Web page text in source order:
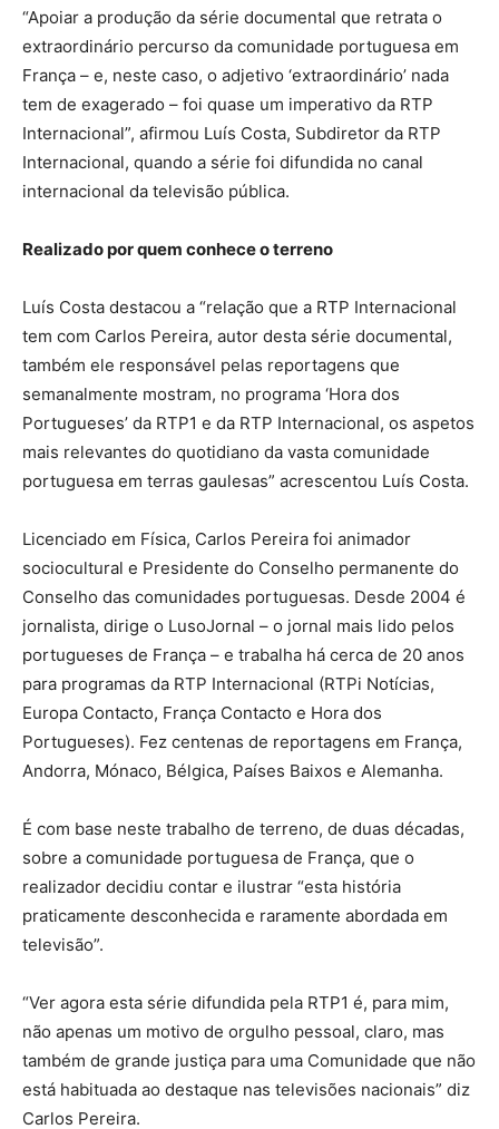
“Apoiar a produção da série documental que retrata o
extraordinário percurso da comunidade portuguesa em
França – e, neste caso, o adjetivo ‘extraordinário’ nada
tem de exagerado – foi quase um imperativo da RTP
Internacional”, afirmou Luís Costa, Subdiretor da RTP
Internacional, quando a série foi difundida no canal
internacional da televisão pública.
Realizado por quem conhece o terreno
Luís Costa destacou a “relação que a RTP Internacional
tem com Carlos Pereira, autor desta série documental,
também ele responsável pelas reportagens que
semanalmente mostram, no programa ‘Hora dos
Portugueses’ da RTP1 e da RTP Internacional, os aspetos
mais relevantes do quotidiano da vasta comunidade
portuguesa em terras gaulesas” acrescentou Luís Costa.
Licenciado em Física, Carlos Pereira foi animador
sociocultural e Presidente do Conselho permanente do
Conselho das comunidades portuguesas. Desde 2004 é
jornalista, dirige o LusoJornal – o jornal mais lido pelos
portugueses de França – e trabalha há cerca de 20 anos
para programas da RTP Internacional (RTPi Notícias,
Europa Contacto, França Contacto e Hora dos
Portugueses). Fez centenas de reportagens em França,
Andorra, Mónaco, Bélgica, Países Baixos e Alemanha.
É com base neste trabalho de terreno, de duas décadas,
sobre a comunidade portuguesa de França, que o
realizador decidiu contar e ilustrar “esta história
praticamente desconhecida e raramente abordada em
televisão”.
“Ver agora esta série difundida pela RTP1 é, para mim,
não apenas um motivo de orgulho pessoal, claro, mas
também de grande justiça para uma Comunidade que não
está habituada ao destaque nas televisões nacionais” diz
Carlos Pereira.